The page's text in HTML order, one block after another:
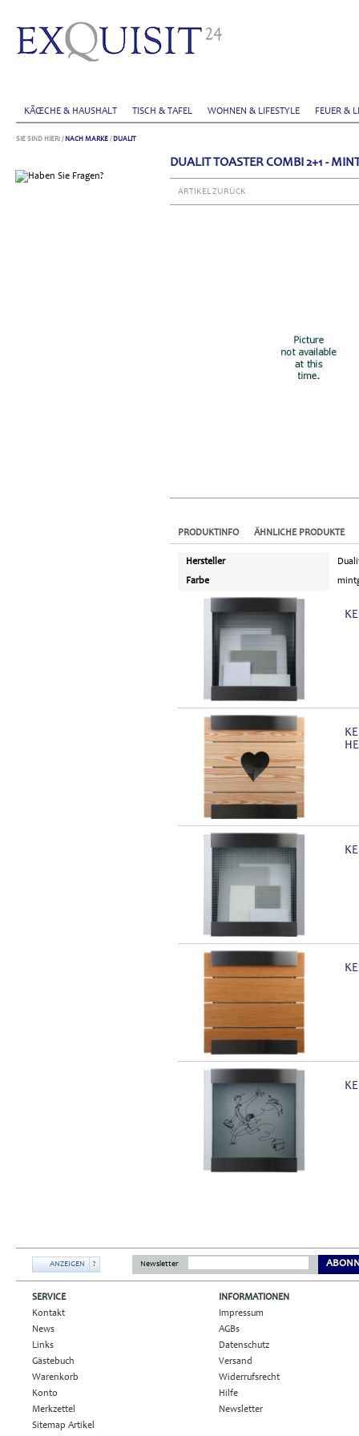
KÃŒCHE & HAUSHALT TISCH & TAFEL WOHNEN & LIFESTYLE FEUER &
SIE SIND HIER: / NACH MARKE / DUALIT
DUALIT TOASTER COMBI 2+1 -
ARTIKEL ZURÜCK
PRODUKTINFO ÄHNLICHE PRODUKTE
Hersteller
Farbe
ANZEIGEN ? Newsletter
SERVICE
Kontakt
News
Links
Gästebuch
Warenkorb
Konto
Merkzettel
Sitemap Artikel
INFORMATIONEN
Impressum
AGBs
Datenschutz
Versand
Widerrufsrecht
Hilfe
Newsletter